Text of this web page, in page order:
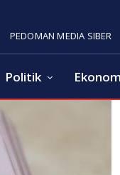
PEDOMAN MEDIA SIBER
Politik